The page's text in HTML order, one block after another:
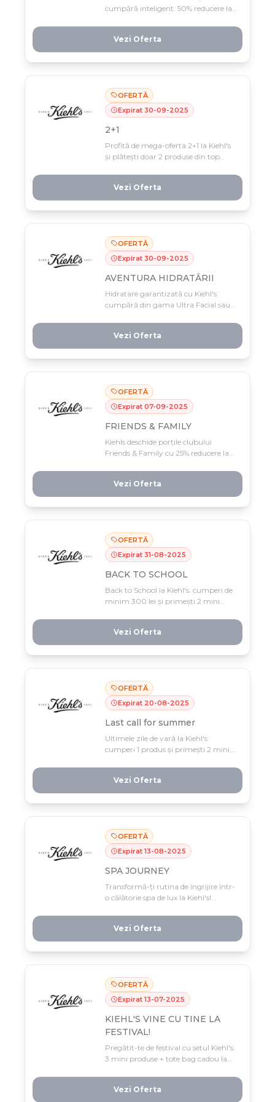
cumpără inteligent: 50% reducere la
ți îngrijești pielea cu produse
premium la jumătate de preț.
Vezi Oferta
OFERTĂ
Expirat 30-09-2025
2+1
Profită de mega-oferta 2+1 la Kiehl's
și plătești doar 2 produse din top
nu trebuie ratată dacă vrei să îți
completezi rutina de skincare cu
producte premium.
Vezi Oferta
OFERTĂ
Expirat 30-09-2025
AVENTURA HIDRATĂRII
Hidratare garantizată cu Kiehl's:
cumpără din gama Ultra Facial sau
produse? Ai 2 mini produse extra și
tote bag exclusiv, doar până 30
septembrie!
Vezi Oferta
OFERTĂ
Expirat 07-09-2025
FRIENDS & FAMILY
Kiehls deschide porțile clubului
Friends & Family cu 25% reducere la
pe 7 septembrie – oferta se sfârșește
rapid.
Vezi Oferta
OFERTĂ
Expirat 31-08-2025
BACK TO SCHOOL
Back to School la Kiehl's: cumperi de
minim 300 lei și primești 2 mini
Oferta valabilă doar până pe 31
august – profită acum de seturile
perfecte pentru toamnă.
Vezi Oferta
OFERTĂ
Expirat 20-08-2025
Last call for summer
Ultimele zile de vară la Kiehl's:
cumperi 1 produs și primești 2 mini,
august, doar pentru produse peste
100 de lei – gaba-ți cosmeticele
iubitului acum.
Vezi Oferta
OFERTĂ
Expirat 13-08-2025
SPA JOURNEY
Transformă-ți rutina de îngrijire într-
o călătorie spa de lux la Kiehl's!
până 13 august – o experiență
wellness la preț redus, doar acum.
Vezi Oferta
OFERTĂ
Expirat 13-07-2025
KIEHL'S VINE CU TINE LA
FESTIVAL!
Pregătit-te de festival cu setul Kiehl's:
3 mini produse + tote bag cadou la
a-ți completa trusa de beauty pe
Vezi Oferta